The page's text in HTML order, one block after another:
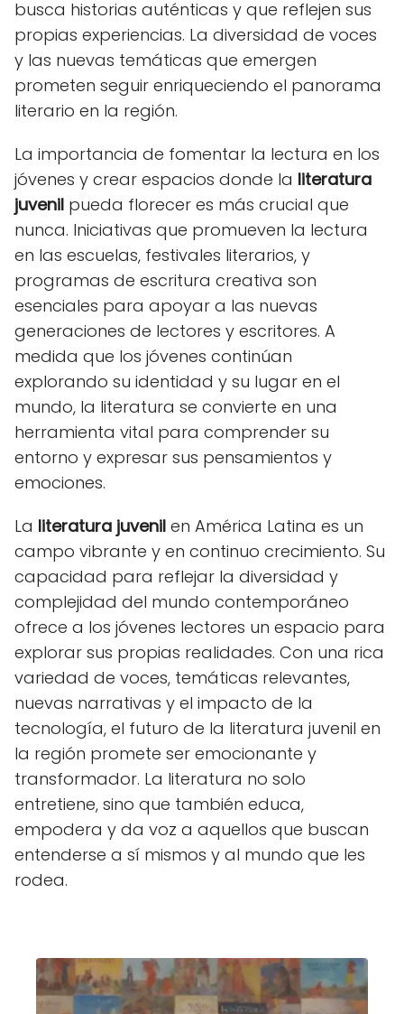
busca historias auténticas y que reflejen sus
propias experiencias. La diversidad de voces
y las nuevas temáticas que emergen
prometen seguir enriqueciendo el panorama
literario en la región.
La importancia de fomentar la lectura en los
jóvenes y crear espacios donde la literatura
juvenil pueda florecer es más crucial que
nunca. Iniciativas que promueven la lectura
en las escuelas, festivales literarios, y
programas de escritura creativa son
esenciales para apoyar a las nuevas
generaciones de lectores y escritores. A
medida que los jóvenes continúan
explorando su identidad y su lugar en el
mundo, la literatura se convierte en una
herramienta vital para comprender su
entorno y expresar sus pensamientos y
emociones.
La literatura juvenil en América Latina es un
campo vibrante y en continuo crecimiento. Su
capacidad para reflejar la diversidad y
complejidad del mundo contemporáneo
ofrece a los jóvenes lectores un espacio para
explorar sus propias realidades. Con una rica
variedad de voces, temáticas relevantes,
nuevas narrativas y el impacto de la
tecnología, el futuro de la literatura juvenil en
la región promete ser emocionante y
transformador. La literatura no solo
entretiene, sino que también educa,
empodera y da voz a aquellos que buscan
entenderse a sí mismos y al mundo que les
rodea.